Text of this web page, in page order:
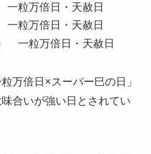
粒万倍日・天赦日
粒万倍日・天赦日
一粒万倍日・天赦日
万倍日×スーパー巳の日」
合いが強い日とされてい